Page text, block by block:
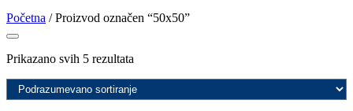
Početna / Proizvod označen “50x50”
Prikazano svih 5 rezultata